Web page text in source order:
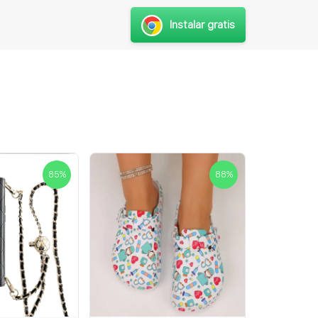
Instalar gratis
85% 88%